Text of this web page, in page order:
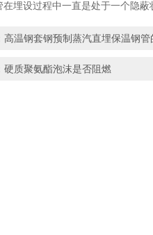
在埋设过程中一直是处于一个隐
高温钢套钢预制蒸汽直埋保温钢管
硬质聚氨酯泡沫是否阻燃